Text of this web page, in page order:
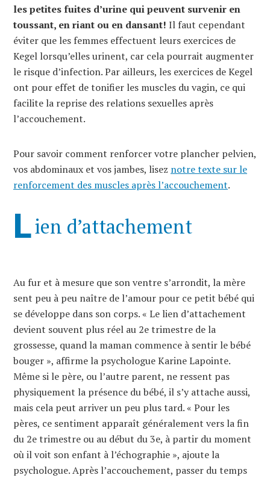
les petites fuites d’urine qui peuvent survenir en
toussant, en riant ou en dansant! Il faut cependant
éviter que les femmes effectuent leurs exercices de
Kegel lorsqu’elles urinent, car cela pourrait augmenter
le risque d’infection. Par ailleurs, les exercices de Kegel
ont pour effet de tonifier les muscles du vagin, ce qui
facilite la reprise des relations sexuelles après
l’accouchement.
Pour savoir comment renforcer votre plancher pelvien,
vos abdominaux et vos jambes, lisez notre texte sur le
renforcement des muscles après l’accouchement.
Lien d’attachement
Au fur et à mesure que son ventre s’arrondit, la mère
sent peu à peu naître de l’amour pour ce petit bébé qui
se développe dans son corps. « Le lien d’attachement
devient souvent plus réel au 2e trimestre de la
grossesse, quand la maman commence à sentir le bébé
bouger », affirme la psychologue Karine Lapointe.
Même si le père, ou l’autre parent, ne ressent pas
physiquement la présence du bébé, il s’y attache aussi,
mais cela peut arriver un peu plus tard. « Pour les
pères, ce sentiment apparaît généralement vers la fin
du 2e trimestre ou au début du 3e, à partir du moment
où il voit son enfant à l’échographie », ajoute la
psychologue. Après l’accouchement, passer du temps